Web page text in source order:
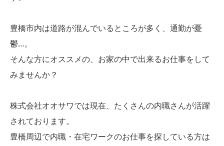
豊橋市内は道路が混んでいるところが多く、通勤が憂
鬱…。
そんな方にオススメの、お家の中で出来るお仕事をして
みませんか？
株式会社オオサワでは現在、たくさんの内職さんが活躍
されております。
豊橋周辺で内職・在宅ワークのお仕事を探している方は